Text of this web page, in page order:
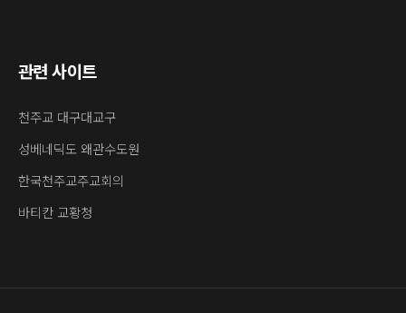
관련 사이트
천주교 대구대교구
성베네딕도 왜관수도원
한국천주교주교회의
바티칸 교황청